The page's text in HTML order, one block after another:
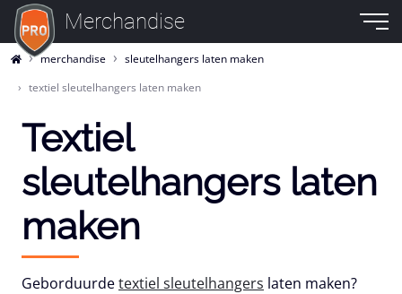
Merchandise
merchandise
sleutelhangers laten maken
textiel sleutelhangers laten maken
Textiel
sleutelhangers laten
maken
Geborduurdetextiel sleutelhangers laten maken?